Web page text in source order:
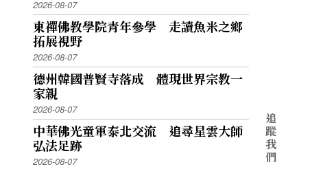
2026-08-07
東禪佛教學院青年參學 走讀魚米之鄉
拓展視野
2026-08-07
德州韓國普賢寺落成 體現世界宗教一
家親
2026-08-07
中華佛光童軍泰北交流 追尋星雲大師
弘法足跡
2026-08-07
追
蹤
我
們